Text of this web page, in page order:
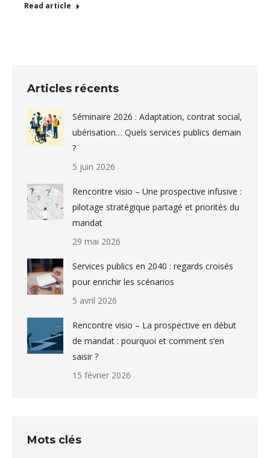
Read article
Articles récents
Séminaire 2026 : Adaptation, contrat social,
ubérisation… Quels services publics demain
?
5 juin 2026
Rencontre visio – Une prospective infusive :
pilotage stratégique partagé et priorités du
mandat
29 mai 2026
Services publics en 2040 : regards croisés
pour enrichir les scénarios
5 avril 2026
Rencontre visio – La prospective en début
de mandat : pourquoi et comment s’en
saisir ?
15 février 2026
Mots clés